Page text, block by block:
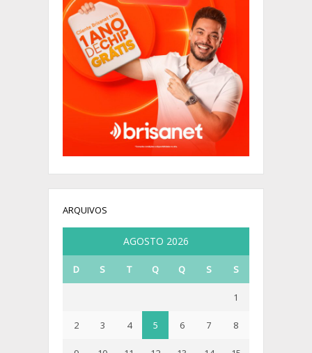
ARQUIVOS
AGOSTO 2026
D S T Q Q S S
1
2 3 4 5 6 7 8